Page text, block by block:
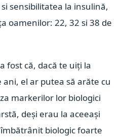
sensibilitatea la insulină,
oamenilor: 22, 32 si 38 de
fost că, dacă te uiți la
ani, el ar putea să arăte cu
markerilor lor biologici
deși erau la aceeași
biologic foarte